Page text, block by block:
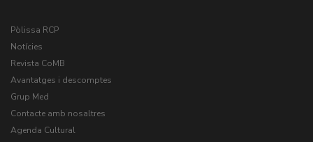
Pòlissa RCP
Notícies
Revista CoMB
Avantatges i descomptes
Grup Med
Contacte amb nosaltres
Agenda Cultural